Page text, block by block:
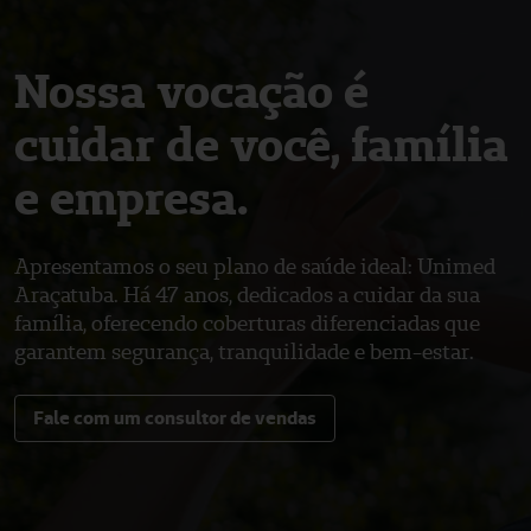
Nossa vocação é
cuidar de você, família
e empresa.
Apresentamos o seu plano de saúde ideal: Unimed
Araçatuba. Há 47 anos, dedicados a cuidar da sua
família, oferecendo coberturas diferenciadas que
garantem segurança, tranquilidade e bem-estar.
Fale com um consultor de vendas